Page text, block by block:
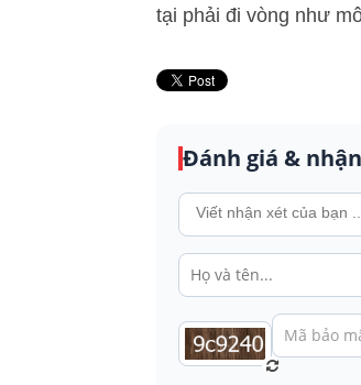
tại phải đi vòng như
Đánh giá &